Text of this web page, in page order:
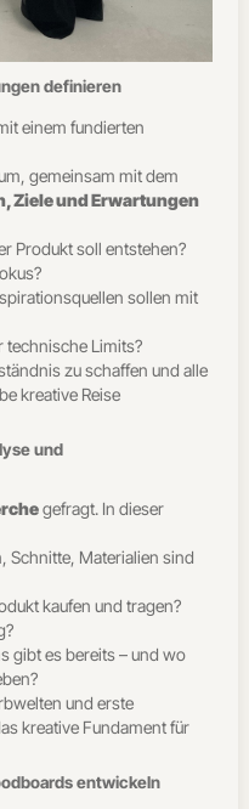
definieren
einem fundierten
gemeinsam mit dem
Ziele und Erwartungen
Produkt soll entstehen?
sollen mit
technische Limits?
zu schaffen und alle
kreative Reise
und
gefragt. In dieser
Schnitte, Materialien sind
kaufen und tragen?
gibt es bereits – und wo
und erste
kreative Fundament für
entwickeln